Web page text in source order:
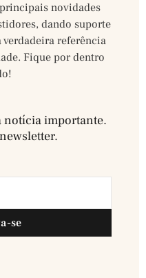
novidades
dando suporte
verdadeira referência
Fique por dentro
notícia importante.
se